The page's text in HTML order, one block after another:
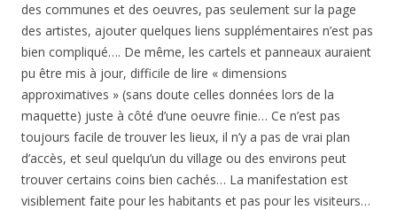
des communes et des oeuvres, pas seulement sur la page
des artistes, ajouter quelques liens supplémentaires n’est pas
bien compliqué…. De même, les cartels et panneaux auraient
pu être mis à jour, difficile de lire « dimensions
approximatives » (sans doute celles données lors de la
maquette) juste à côté d’une oeuvre finie… Ce n’est pas
toujours facile de trouver les lieux, il n’y a pas de vrai plan
d’accès, et seul quelqu’un du village ou des environs peut
trouver certains coins bien cachés… La manifestation est
visiblement faite pour les habitants et pas pour les visiteurs…